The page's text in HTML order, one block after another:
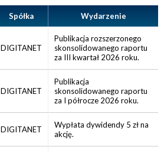
Spółka Wydarzenie
DIGITANET
Publikacja rozszerzonego
skonsolidowanego raportu
za III kwartał 2026 roku.
DIGITANET
Publikacja
skonsolidowanego raportu
za I półrocze 2026 roku.
DIGITANET
Wypłata dywidendy 5 zł na
akcję.